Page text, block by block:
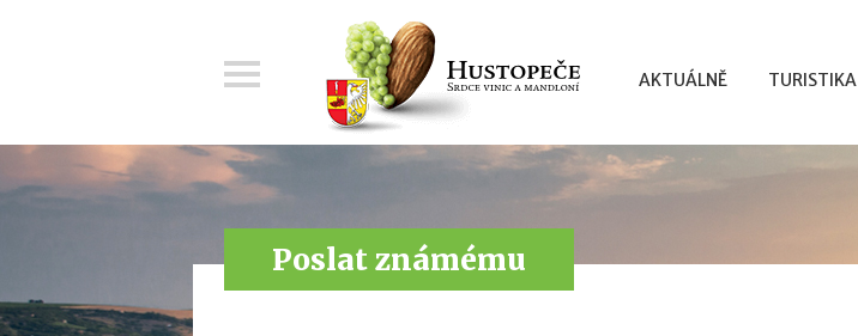
AKTUÁLNĚ TURISTIKA
Poslat známému